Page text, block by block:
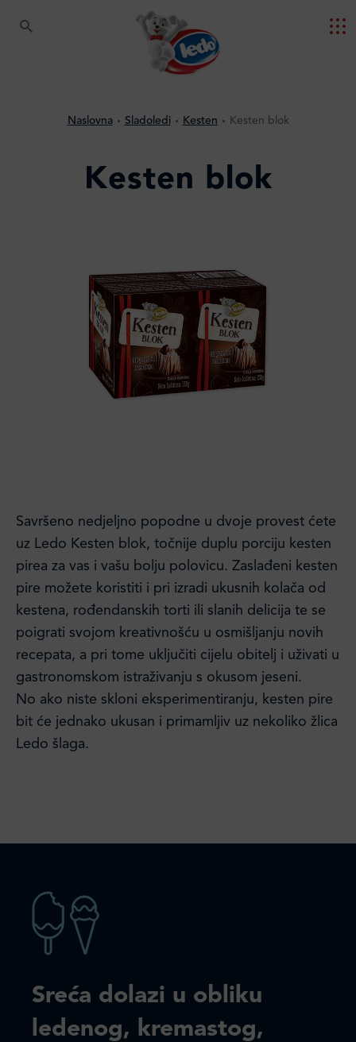
Naslovna Sladoledi Kesten Kesten blok
Kesten blok
Savršeno nedjeljno popodne u dvoje provest ćete
uz Ledo Kesten blok, točnije duplu porciju kesten
pirea za vas i vašu bolju polovicu. Zaslađeni kesten
pire možete koristiti i pri izradi ukusnih kolača od
kestena, rođendanskih torti ili slanih delicija te se
poigrati svojom kreativnošću u osmišljanju novih
recepata, a pri tome uključiti cijelu obitelj i uživati u
gastronomskom istraživanju s okusom jeseni.
No ako niste skloni eksperimentiranju, kesten pire
bit će jednako ukusan i primamljiv uz nekoliko žlica
Ledo šlaga.
Sreća dolazi u obliku
ledenog, kremastog,